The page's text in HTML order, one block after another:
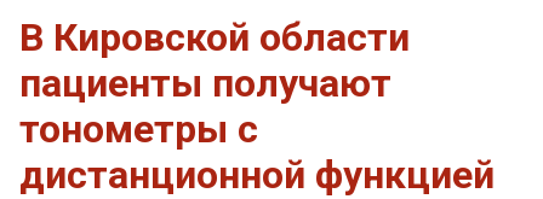
В Кировской области
пациенты получают
тонометры с
дистанционной функцией